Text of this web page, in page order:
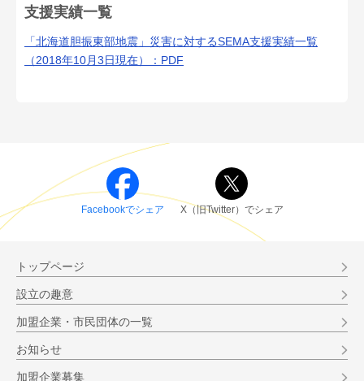
支援実績一覧
「北海道胆振東部地震」災害に対するSEMA支援実績一覧
（2018年10月3日現在）：PDF
Facebookでシェア X（旧Twitter）でシェア
トップページ
設立の趣意
加盟企業・市民団体の一覧
お知らせ
加盟企業募集